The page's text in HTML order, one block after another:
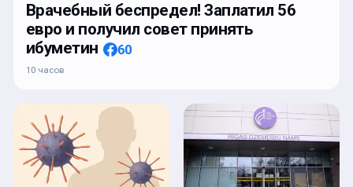
Врачебный беспредел! Заплатил 56
евро и получил совет принять
ибуметин
60
10 часов